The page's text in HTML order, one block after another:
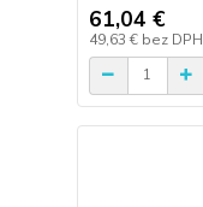
61,04 €
49,63 € bez DPH